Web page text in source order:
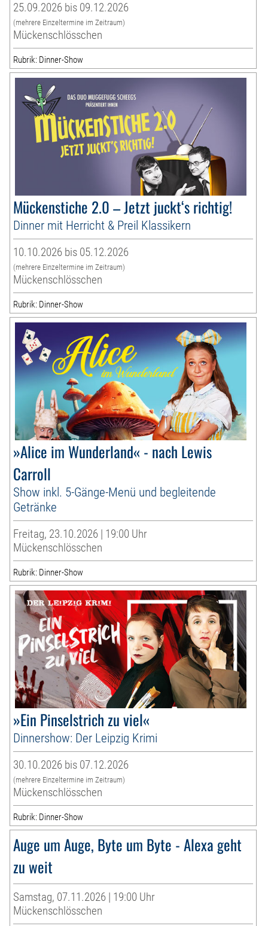
25.09.2026 bis 09.12.2026
(mehrere Einzeltermine im Zeitraum)
Mückenschlösschen
Rubrik: Dinner-Show
Mückenstiche 2.0 – Jetzt juckt‘s richtig!
Dinner mit Herricht & Preil Klassikern
10.10.2026 bis 05.12.2026
(mehrere Einzeltermine im Zeitraum)
Mückenschlösschen
Rubrik: Dinner-Show
»Alice im Wunderland« - nach Lewis
Carroll
Show inkl. 5-Gänge-Menü und begleitende
Getränke
Freitag, 23.10.2026 | 19:00 Uhr
Mückenschlösschen
Rubrik: Dinner-Show
»Ein Pinselstrich zu viel«
Dinnershow: Der Leipzig Krimi
30.10.2026 bis 07.12.2026
(mehrere Einzeltermine im Zeitraum)
Mückenschlösschen
Rubrik: Dinner-Show
Auge um Auge, Byte um Byte - Alexa geht
zu weit
Samstag, 07.11.2026 | 19:00 Uhr
Mückenschlösschen